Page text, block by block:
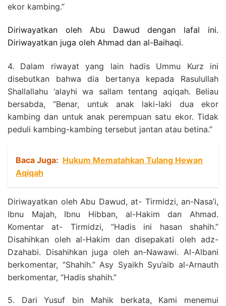
ekor kambing.”
Diriwayatkan oleh Abu Dawud dengan lafal ini.
Diriwayatkan juga oleh Ahmad dan al-Baihaqi.
4. Dalam riwayat yang lain hadis Ummu Kurz ini
disebutkan bahwa dia bertanya kepada Rasulullah
Shallallahu ‘alayhi wa sallam tentang aqiqah. Beliau
bersabda, “Benar, untuk anak laki-laki dua ekor
kambing dan untuk anak perempuan satu ekor. Tidak
peduli kambing-kambing tersebut jantan atau betina.”
Baca Juga: Hukum Mematahkan Tulang Hewan
Aqiqah
Diriwayatkan oleh Abu Dawud, at- Tirmidzi, an-Nasa’i,
Ibnu Majah, Ibnu Hibban, al-Hakim dan Ahmad.
Komentar at- Tirmidzi, “Hadis ini hasan shahih.”
Disahihkan oleh al-Hakim dan disepakati oleh adz-
Dzahabi. Disahihkan juga oleh an-Nawawi. Al-Albani
berkomentar, “Shahih.” Asy Syaikh Syu’aib al-Arnauth
berkomentar, “Hadis shahih.”
5. Dari Yusuf bin Mahik berkata, Kami menemui